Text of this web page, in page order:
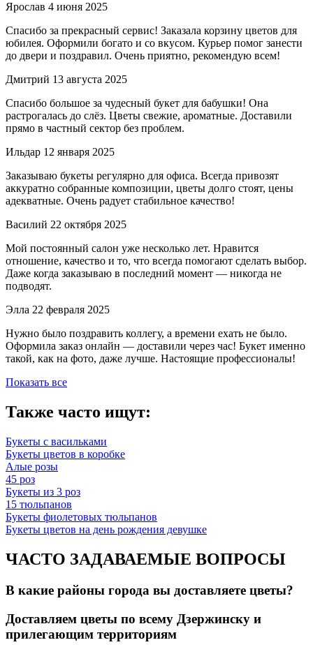
Ярослав 4 июня 2025
Спасибо за прекрасный сервис! Заказала корзину цветов для
юбилея. Оформили богато и со вкусом. Курьер помог занести
до двери и поздравил. Очень приятно, рекомендую всем!
Дмитрий 13 августа 2025
Спасибо большое за чудесный букет для бабушки! Она
растрогалась до слёз. Цветы свежие, ароматные. Доставили
прямо в частный сектор без проблем.
Ильдар 12 января 2025
Заказываю букеты регулярно для офиса. Всегда привозят
аккуратно собранные композиции, цветы долго стоят, цены
адекватные. Очень радует стабильное качество!
Василий 22 октября 2025
Мой постоянный салон уже несколько лет. Нравится
отношение, качество и то, что всегда помогают сделать выбор.
Даже когда заказываю в последний момент — никогда не
подводят.
Элла 22 февраля 2025
Нужно было поздравить коллегу, а времени ехать не было.
Оформила заказ онлайн — доставили через час! Букет именно
такой, как на фото, даже лучше. Настоящие профессионалы!
Показать все
Также часто ищут:
Букеты с васильками
Букеты цветов в коробке
Алые розы
45 роз
Букеты из 3 роз
15 тюльпанов
Букеты фиолетовых тюльпанов
Букеты цветов на день рождения девушке
ЧАСТО ЗАДАВАЕМЫЕ ВОПРОСЫ
В какие районы города вы доставляете цветы?
Доставляем цветы по всему Дзержинску и
прилегающим территориям